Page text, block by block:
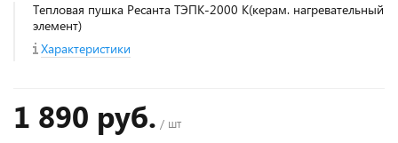
Тепловая пушка Ресанта ТЭПК-2000 К(керам. нагревательный
элемент)
Характеристики
1 890 руб. / шт